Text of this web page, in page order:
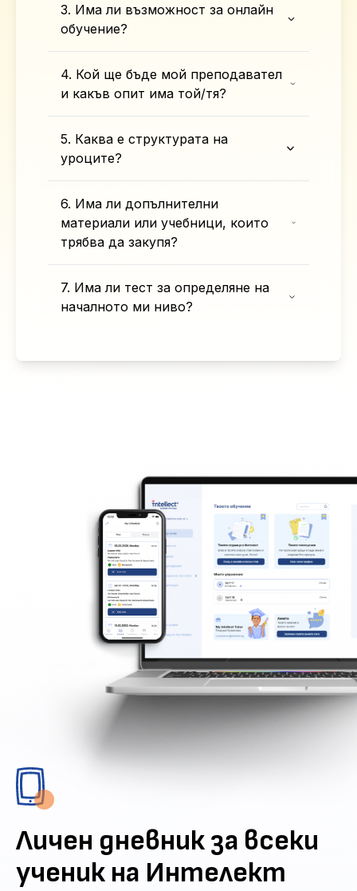
3. Има ли възможност за онлайн
обучение?
4. Кой ще бъде мой преподавател
и какъв опит има той/тя?
5. Каква е структурата на
уроците?
6. Има ли допълнителни
материали или учебници, които
трябва да закупя?
7. Има ли тест за определяне на
началното ми ниво?
Личен дневник за всеки
ученик на Интелект